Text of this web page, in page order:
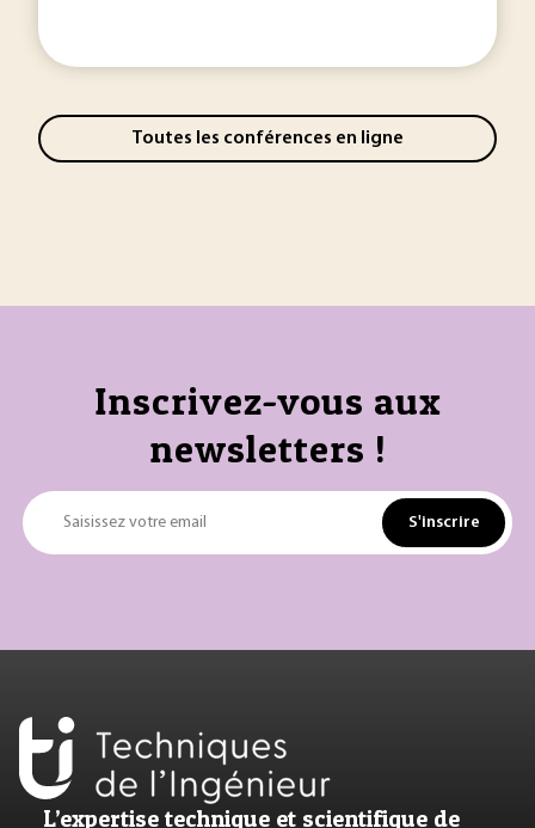
Toutes les conférences en ligne
Inscrivez-vous aux
newsletters !
Saisissez votre email S'inscrire
L’expertise technique et scientifique de